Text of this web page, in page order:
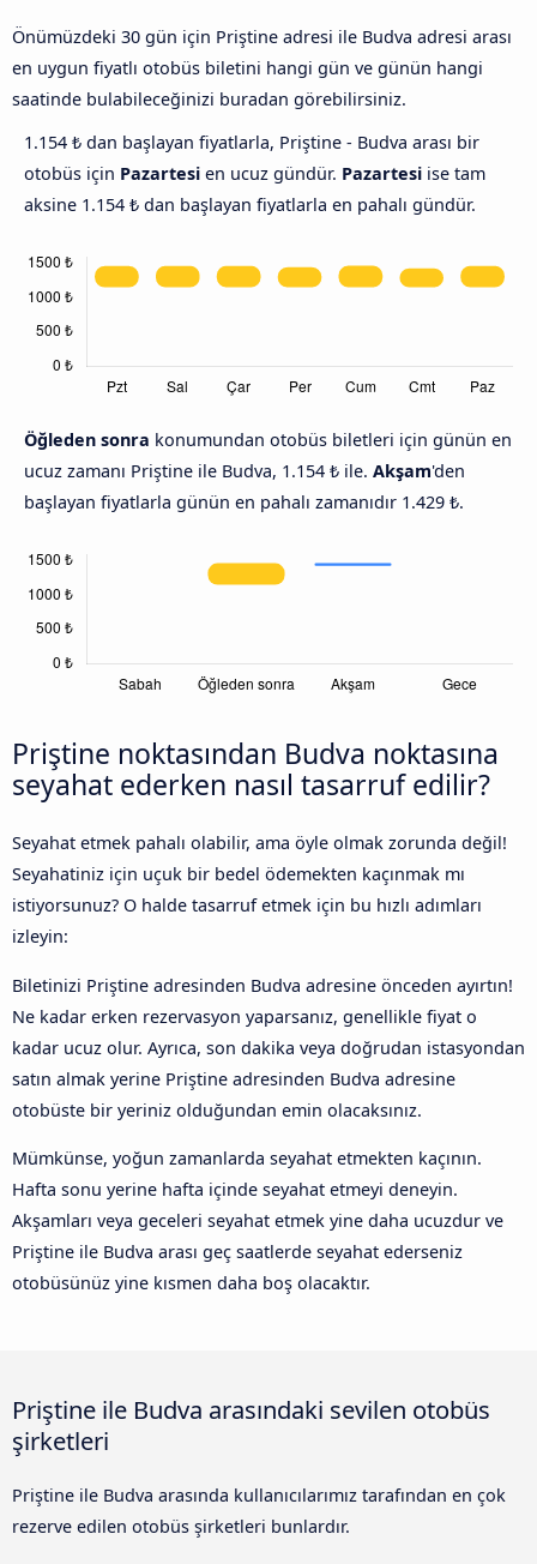
Önümüzdeki 30 gün için Priştine adresi ile Budva adresi arası
en uygun fiyatlı otobüs biletini hangi gün ve günün hangi
saatinde bulabileceğinizi buradan görebilirsiniz.
1.154 ₺ dan başlayan fiyatlarla, Priştine - Budva arası bir
otobüs için Pazartesi en ucuz gündür. Pazartesi ise tam
aksine 1.154 ₺ dan başlayan fiyatlarla en pahalı gündür.
Öğleden sonra konumundan otobüs biletleri için günün en
ucuz zamanı Priştine ile Budva, 1.154 ₺ ile. Akşam'den
başlayan fiyatlarla günün en pahalı zamanıdır 1.429 ₺.
Priştine noktasından Budva noktasına
seyahat ederken nasıl tasarruf edilir?
Seyahat etmek pahalı olabilir, ama öyle olmak zorunda değil!
Seyahatiniz için uçuk bir bedel ödemekten kaçınmak mı
istiyorsunuz? O halde tasarruf etmek için bu hızlı adımları
izleyin:
Biletinizi Priştine adresinden Budva adresine önceden ayırtın!
Ne kadar erken rezervasyon yaparsanız, genellikle fiyat o
kadar ucuz olur. Ayrıca, son dakika veya doğrudan istasyondan
satın almak yerine Priştine adresinden Budva adresine
otobüste bir yeriniz olduğundan emin olacaksınız.
Mümkünse, yoğun zamanlarda seyahat etmekten kaçının.
Hafta sonu yerine hafta içinde seyahat etmeyi deneyin.
Akşamları veya geceleri seyahat etmek yine daha ucuzdur ve
Priştine ile Budva arası geç saatlerde seyahat ederseniz
otobüsünüz yine kısmen daha boş olacaktır.
Priştine ile Budva arasındaki sevilen otobüs
şirketleri
Priştine ile Budva arasında kullanıcılarımız tarafından en çok
rezerve edilen otobüs şirketleri bunlardır.